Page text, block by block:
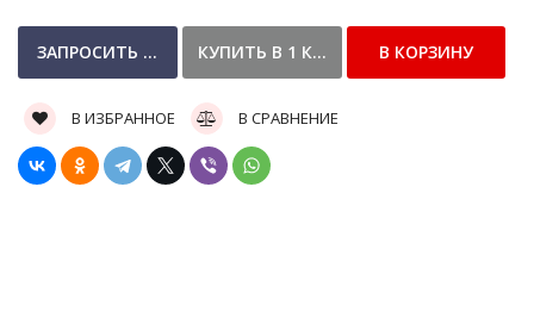
В ИЗБРАННОЕ В СРАВНЕНИЕ